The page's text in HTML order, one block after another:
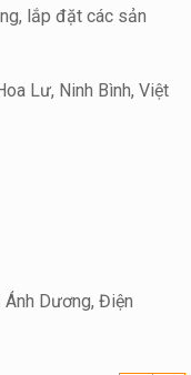
lắp đặt các sản
Lư, Ninh Bình, Việt
Ánh Dương, Điện